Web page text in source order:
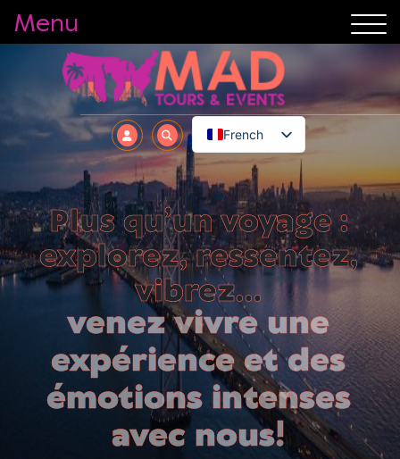
Menu
French
Plus qu’un voyage :
explorez, ressentez,
vibrez…
venez vivre une
expérience et des
émotions intenses
avec nous!